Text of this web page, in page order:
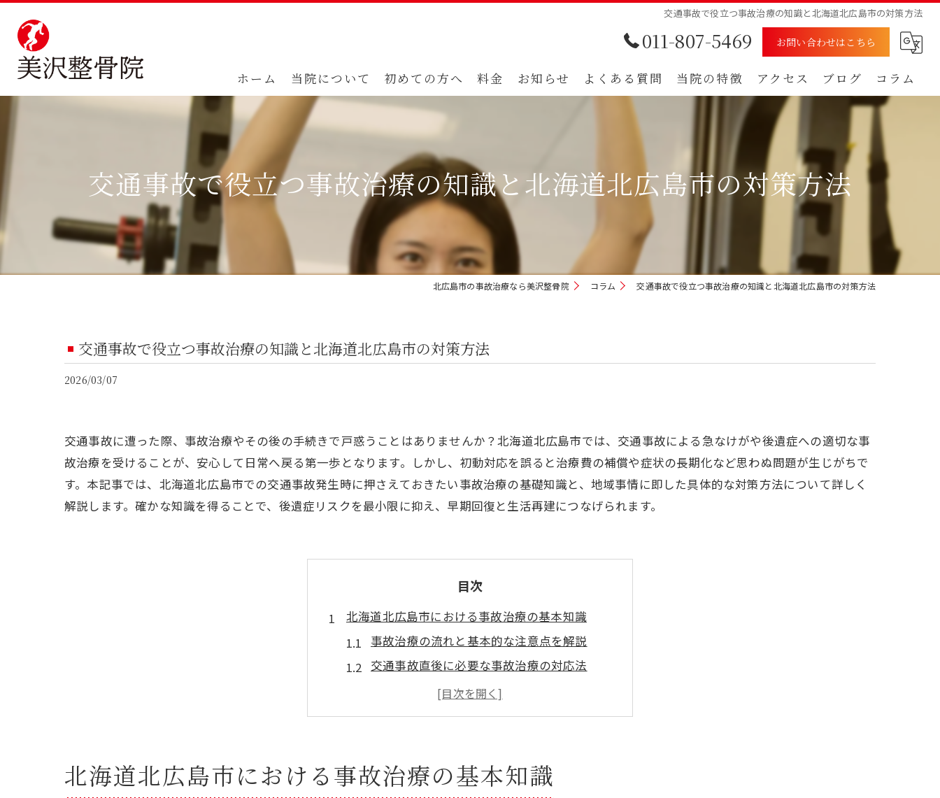
交通事故で役立つ事故治療の知識と北海道北広島市の対策方法
011-807-5469 お問い合わせはこちら
ホーム 当院について 初めての方へ 料金 お知らせ よくある質問 当院の特徴
肩
アクセス
漫画特集
ブログ コラム
交通事故で役立つ事故治療の知識と北海道北広島市の対策方法
北広島市の事故治療なら美沢整骨院 コラム 交通事故で役立つ事故治療の知識と北海道北広島市の対策方法
交通事故で役立つ事故治療の知識と北海道北広島市の対策方法
2026/03/07
交通事故に遭った際、事故治療やその後の手続きで戸惑うことはありませんか？北海道北広島市では、交通事故による急なけがや後遺症への適切な事
故治療を受けることが、安心して日常へ戻る第一歩となります。しかし、初動対応を誤ると治療費の補償や症状の長期化など思わぬ問題が生じがちで
す。本記事では、北海道北広島市での交通事故発生時に押さえておきたい事故治療の基礎知識と、地域事情に即した具体的な対策方法について詳しく
解説します。確かな知識を得ることで、後遺症リスクを最小限に抑え、早期回復と生活再建につなげられます。
目次
北海道北広島市における事故治療の基本知識
事故治療の流れと基本的な注意点を解説
交通事故直後に必要な事故治療の対応法
北海道北広島市で安心できる事故治療の特徴
事故治療費や補償の基礎知識を理解しよう
交通事故後の適切な事故治療選び方
事故治療に強みを持つ医療機関の見極め方
北海道北広島市における事故治療の基本知識